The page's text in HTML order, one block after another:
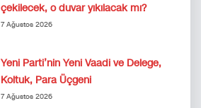
çekilecek, o duvar yıkılacak mı?
7 Ağustos 2026
Yeni Parti’nin Yeni Vaadi ve Delege,
Koltuk, Para Üçgeni
7 Ağustos 2026